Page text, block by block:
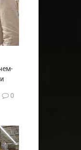
0